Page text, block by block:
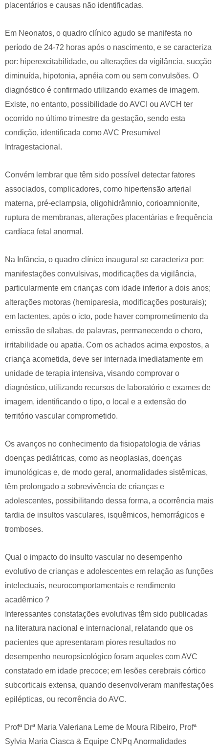
placentários e causas não identificadas.
Em Neonatos, o quadro clínico agudo se manifesta no
período de 24-72 horas após o nascimento, e se caracteriza
por: hiperexcitabilidade, ou alterações da vigilância, sucção
diminuída, hipotonia, apnéia com ou sem convulsões. O
diagnóstico é confirmado utilizando exames de imagem.
Existe, no entanto, possibilidade do AVCI ou AVCH ter
ocorrido no último trimestre da gestação, sendo esta
condição, identificada como AVC Presumível
Intragestacional.
Convém lembrar que têm sido possível detectar fatores
associados, complicadores, como hipertensão arterial
materna, pré-eclampsia, oligohidrâmnio, corioamnionite,
ruptura de membranas, alterações placentárias e frequência
cardíaca fetal anormal.
Na Infância, o quadro clínico inaugural se caracteriza por:
manifestações convulsivas, modificações da vigilância,
particularmente em crianças com idade inferior a dois anos;
alterações motoras (hemiparesia, modificações posturais);
em lactentes, após o icto, pode haver comprometimento da
emissão de sílabas, de palavras, permanecendo o choro,
irritabilidade ou apatia. Com os achados acima expostos, a
criança acometida, deve ser internada imediatamente em
unidade de terapia intensiva, visando comprovar o
diagnóstico, utilizando recursos de laboratório e exames de
imagem, identificando o tipo, o local e a extensão do
território vascular comprometido.
Os avanços no conhecimento da fisiopatologia de várias
doenças pediátricas, como as neoplasias, doenças
imunológicas e, de modo geral, anormalidades sistêmicas,
têm prolongado a sobrevivência de crianças e
adolescentes, possibilitando dessa forma, a ocorrência mais
tardia de insultos vasculares, isquêmicos, hemorrágicos e
tromboses.
Qual o impacto do insulto vascular no desempenho
evolutivo de crianças e adolescentes em relação as funções
intelectuais, neurocomportamentais e rendimento
acadêmico ?
Interessantes constatações evolutivas têm sido publicadas
na literatura nacional e internacional, relatando que os
pacientes que apresentaram piores resultados no
desempenho neuropsicológico foram aqueles com AVC
constatado em idade precoce; em lesões cerebrais córtico
subcorticais extensa, quando desenvolveram manifestações
epilépticas, ou recorrência do AVC.
Profª Drª Maria Valeriana Leme de Moura Ribeiro, Profª
Sylvia Maria Ciasca & Equipe CNPq Anormalidades